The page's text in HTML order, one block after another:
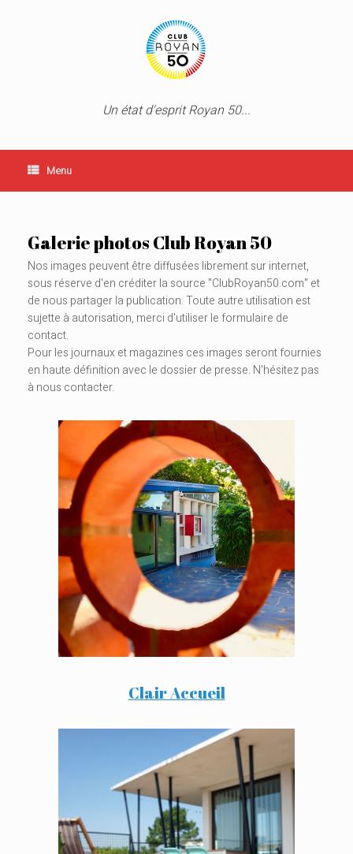
Un état d'esprit Royan 50...
Menu
Galerie photos Club Royan 50
Nos images peuvent être diffusées librement sur internet,
sous réserve d'en créditer la source "ClubRoyan50.com" et
de nous partager la publication. Toute autre utilisation est
sujette à autorisation, merci d'utiliser le formulaire de
contact.
Pour les journaux et magazines ces images seront fournies
en haute définition avec le dossier de presse. N'hésitez pas
à nous contacter.
Clair Accueil